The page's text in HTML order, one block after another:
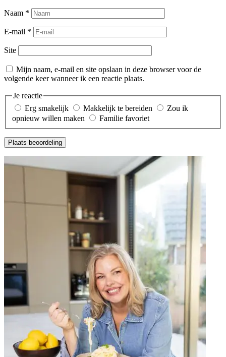
Naam *
E-mail *
Site
Mijn naam, e-mail en site opslaan in deze browser voor de
volgende keer wanneer ik een reactie plaats.
Je reactie
Erg smakelijk
Makkelijk te bereiden
Zou ik
opnieuw willen maken
Familie favoriet
Plaats beoordeling